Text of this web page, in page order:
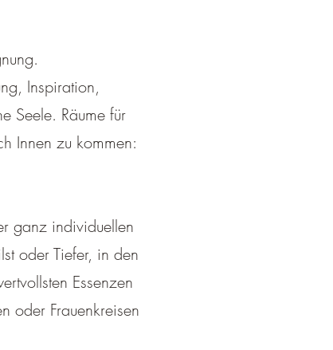
Inspiration,
Seele. Räume für
Innen zu kommen:
ganz individuellen
oder Tiefer, in den
Essenzen
oder Frauenkreisen